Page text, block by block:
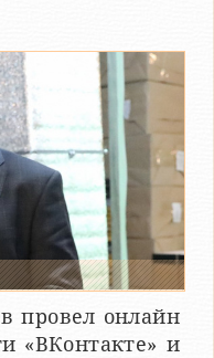
провел онлайн
«ВКонтакте» и